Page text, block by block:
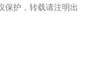
保护，转载请注明出